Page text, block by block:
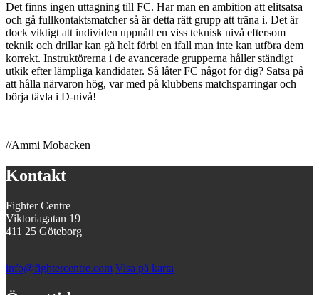
Det finns ingen uttagning till FC. Har man en ambition att elitsatsa
och gå fullkontaktsmatcher så är detta rätt grupp att träna i. Det är
dock viktigt att individen uppnått en viss teknisk nivå eftersom
teknik och drillar kan gå helt förbi en ifall man inte kan utföra dem
korrekt. Instruktörerna i de avancerade grupperna håller ständigt
utkik efter lämpliga kandidater. Så låter FC något för dig? Satsa på
att hålla närvaron hög, var med på klubbens matchsparringar och
börja tävla i D-nivå!
//Ammi Mobacken
Kontakt
Fighter Centre
Viktoriagatan 19
411 25 Göteborg
info@fightercentre.com Visa på karta